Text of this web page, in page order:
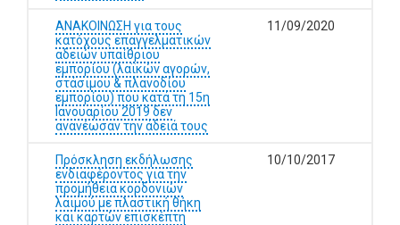
ΑΝΑΚΟΙΝΩΣΗ για τους
κατόχους επαγγελματικών
αδειών υπαίθριου
εμπορίου (λαϊκών αγορών,
στάσιμου & πλανοδίου
εμπορίου) που κατά τη 15η
Ιανουαρίου 2019 δεν
ανανέωσαν την άδειά τους
11/09/2020
Πρόσκληση εκδήλωσης
ενδιαφέροντος για την
προμήθεια κορδονιών
λαιμού με πλαστική θήκη
και καρτών επισκέπτη
10/10/2017